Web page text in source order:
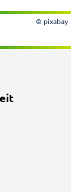
© pixabay